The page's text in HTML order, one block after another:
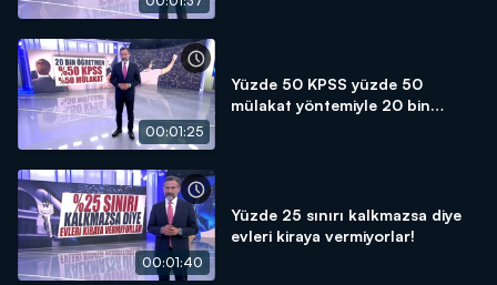
00:01:25
Yüzde 50 KPSS yüzde 50
mülakat yöntemiyle 20 bin
00:01:40
Yüzde 25 sınırı kalkmazsa diye
evleri kiraya vermiyorlar!